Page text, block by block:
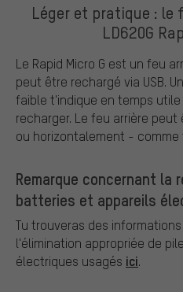
Léger et pratique : le
LD620G
Le Rapid Micro G est un feu
peut être rechargé via USB.
faible t'indique en temps
recharger. Le feu arrière
ou horizontalement - comme
Remarque concernant la
batteries et appareils
Tu trouveras des
l'élimination appropriée de
électriques usagés ici.